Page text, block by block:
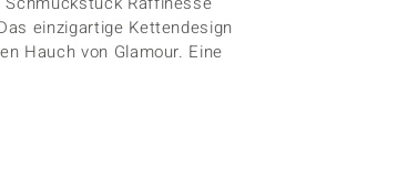
einzigartige Kettendesign
Hauch von Glamour. Eine